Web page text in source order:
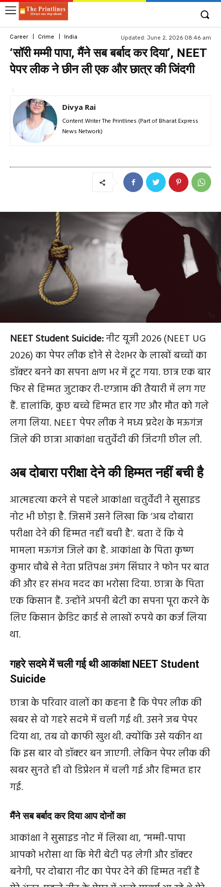
Career Crime India Updated: June 2, 2026 08:46 am
‘सॉरी मम्मी पापा, मैंने सब बर्बाद कर दिया’, NEET
पेपर लीक ने छीन ली एक और छात्र की जिंदगी
Divya Rai
Content Writer The Printlines (Part of Bharat Express
News Network)
NEET Student Suicide:नीट यूजी 2026 (NEET UG
2026) का पेपर लीक होने से देशभर के लाखों बच्चों का
डॉक्टर बनने का सपना क्षण भर में टूट गया. छात्र एक बार
फिर से हिम्मत जुटाकर री-एग्जाम की तैयारी में लग गए
हैं. हालांकि, कुछ बच्चे हिम्मत हार गए और मौत को गले
लगा लिया. NEET पेपर लीक ने मध्य प्रदेश के मऊगंज
जिले की छात्रा आकांक्षा चतुर्वेदी की जिंदगी छील ली.
अब दोबारा परीक्षा देने की हिम्मत नहीं बची है
आत्महत्या करने से पहले आकांक्षा चतुर्वेदी ने सुसाइड
नोट भी छोड़ा है. जिसमें उसने लिखा कि ‘अब दोबारा
परीक्षा देने की हिम्मत नहीं बची है’. बता दें कि ये
मामला मऊगंज जिले का है. आकांक्षा के पिता कृष्ण
कुमार चौबे से नेता प्रतिपक्ष उमंग सिंघार ने फोन पर बात
की और हर संभव मदद का भरोसा दिया. छात्रा के पिता
एक किसान हैं. उन्होंने अपनी बेटी का सपना पूरा करने के
लिए किसान क्रेडिट कार्ड से लाखों रुपये का कर्ज लिया
था.
गहरे सदमे में चली गई थी आकांक्षा NEET Student
Suicide
छात्रा के परिवार वालों का कहना है कि पेपर लीक की
खबर से वो गहरे सदमे में चली गई थी. उसने जब पेपर
दिया था, तब वो काफी खुश थी. क्योंकि उसे यकीन था
कि इस बार वो डॉक्टर बन जाएगी. लेकिन पेपर लीक की
खबर सुनते ही वो डिप्रेशन में चली गई और हिम्मत हार
गई.
मैंने सब बर्बाद कर दिया आप दोनों का
आकांक्षा ने सुसाइड नोट में लिखा था, “मम्मी-पापा
आपको भरोसा था कि मेरी बेटी पढ़ लेगी और डॉक्टर
बनेगी, पर दोबारा नीट का पेपर देने की हिम्मत नहीं है